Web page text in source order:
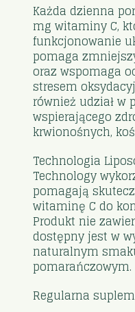
Każda dzienna
mg witaminy C,
funkcjonowanie
pomaga
oraz wspomaga
stresem
również udział w
wspierającego
krwionośnych,
Technologia
Technology
pomagają
witaminę C do
Produkt nie
dostępny jest w
naturalnym
pomarańczowym.
Regularna